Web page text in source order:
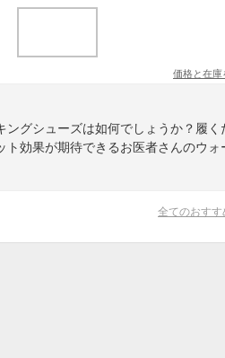
価格と在庫
グシューズは如何でしょうか？履く
効果が期待できるお医者さんのウォ
全てのおすす